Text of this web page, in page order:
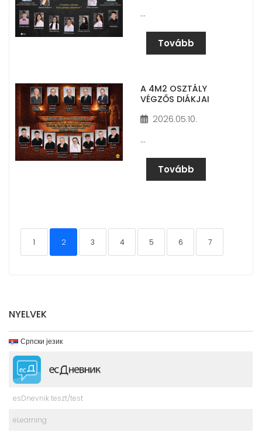
…
Tovább
A 4M2 OSZTÁLY
VÉGZŐS DIÁKJAI
2026.05.10.
…
Tovább
1 2 3 4 5 6 7
NYELVEK
Српски језик
esDnevnik teszt/test
eLearning